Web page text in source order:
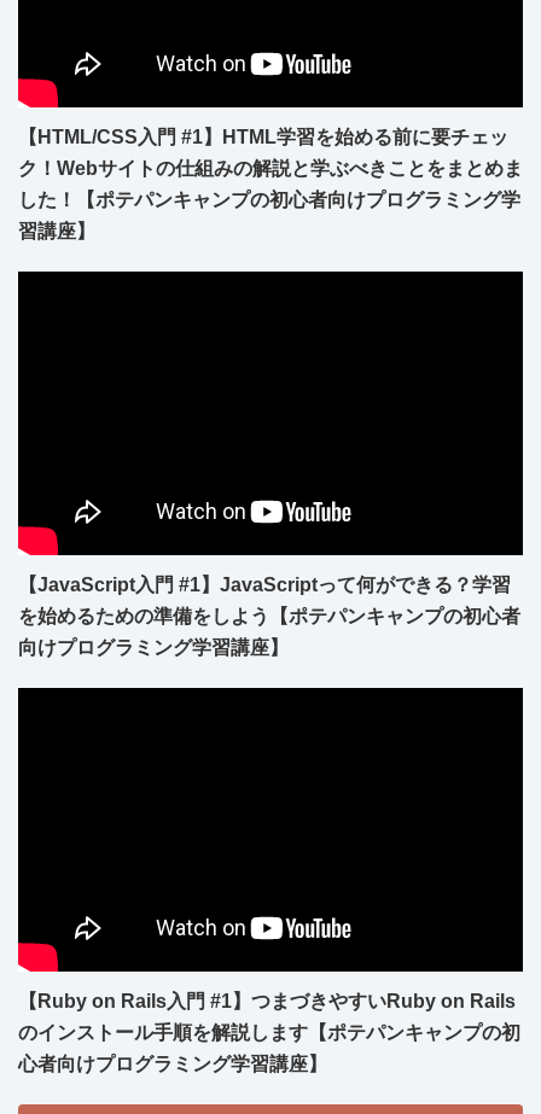
【HTML/CSS入門 #1】HTML学習を始める前に要チェッ
ク！Webサイトの仕組みの解説と学ぶべきことをまとめま
した！【ポテパンキャンプの初心者向けプログラミング学
習講座】
【JavaScript入門 #1】JavaScriptって何ができる？学習
を始めるための準備をしよう【ポテパンキャンプの初心者
向けプログラミング学習講座】
【Ruby on Rails入門 #1】つまづきやすいRuby on Rails
のインストール手順を解説します【ポテパンキャンプの初
心者向けプログラミング学習講座】